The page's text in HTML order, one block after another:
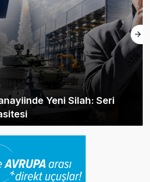
Yeni Silah: Seri